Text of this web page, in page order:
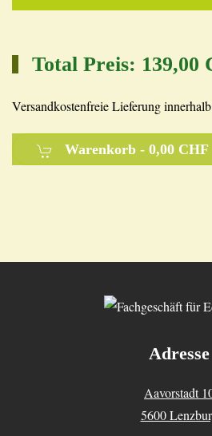
Total Preis: 139,00
Versandkostenfreie Lieferung
Warenkorb - 0,00 CHF
Adresse
Aavorstadt
5600